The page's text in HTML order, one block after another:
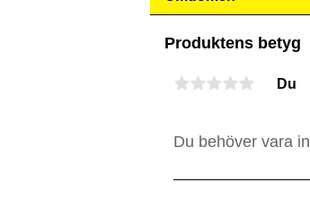
Produktens betyg
Du